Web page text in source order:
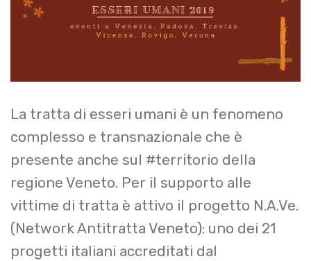
La tratta di esseri umani è un fenomeno
complesso e transnazionale che è
presente anche sul #territorio della
regione Veneto. Per il supporto alle
vittime di tratta è attivo il progetto N.A.Ve.
(Network Antitratta Veneto): uno dei 21
progetti italiani accreditati dal